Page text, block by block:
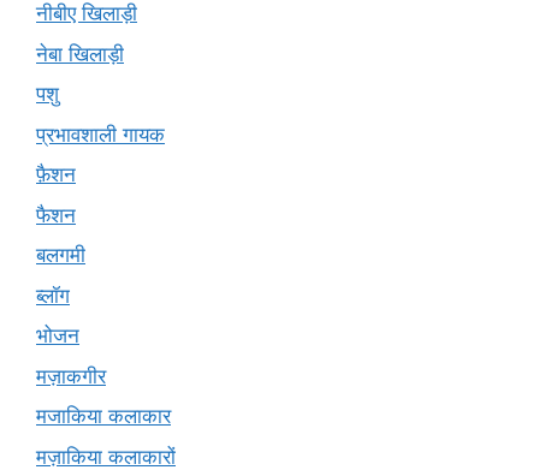
नीबीए खिलाड़ी
नेबा खिलाड़ी
पशु
प्रभावशाली गायक
फ़ैशन
फैशन
बलगमी
ब्लॉग
भोजन
मज़ाकगीर
मजाकिया कलाकार
मज़ाकिया कलाकारों